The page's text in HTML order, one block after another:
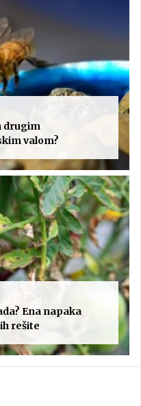
drugim
valom?
Ena napaka
rešite